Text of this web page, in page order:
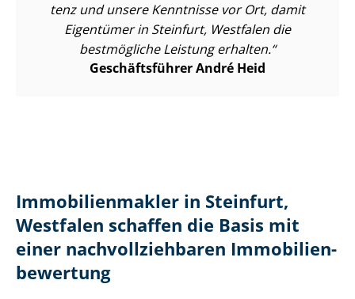
tenz und unsere Kenntnisse vor Ort, damit
Eigentümer in Steinfurt, Westfalen die
bestmögliche Leistung erhalten.
Geschäftsführer André Heid
Im­mo­bi­li­en­mak­ler in Steinfurt,
Westfalen schaffen die Basis mit
einer nach­voll­zieh­ba­ren Im­mo­bi­li­en­
be­wer­tung